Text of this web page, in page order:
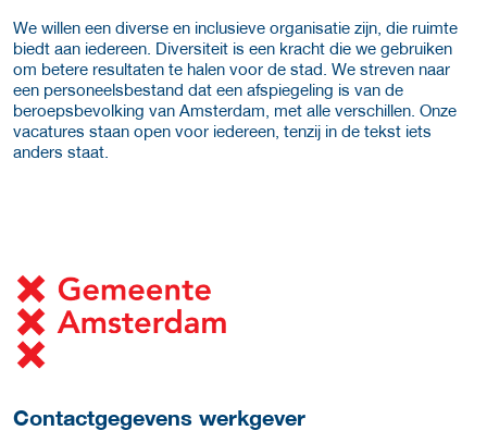
We willen een diverse en inclusieve organisatie zijn, die ruimte
biedt aan iedereen. Diversiteit is een kracht die we gebruiken
om betere resultaten te halen voor de stad. We streven naar
een personeelsbestand dat een afspiegeling is van de
beroepsbevolking van Amsterdam, met alle verschillen. Onze
vacatures staan open voor iedereen, tenzij in de tekst iets
anders staat.
Meer werkgever details
Contactgegevens werkgever